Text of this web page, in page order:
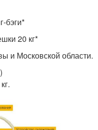
бэги*
20 кг*
и Московской области.